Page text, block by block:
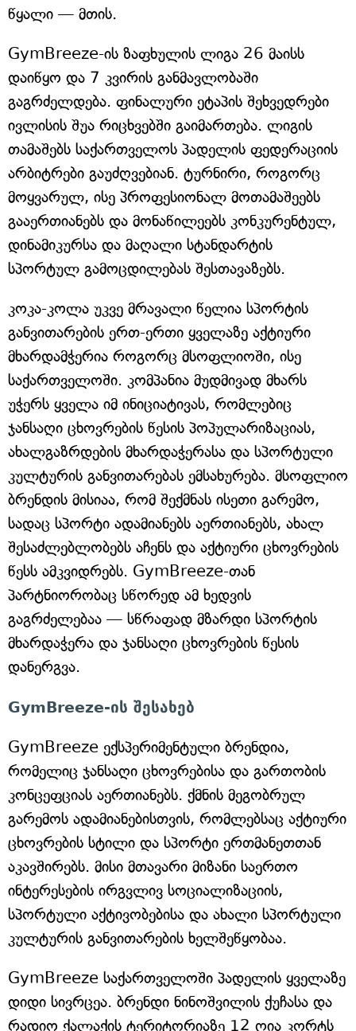
წყალი — მთის.
GymBreeze-ის ზაფხულის ლიგა 26 მაისს
დაიწყო და 7 კვირის განმავლობაში
გაგრძელდება. ფინალური ეტაპის შეხვედრები
ივლისის შუა რიცხვებში გაიმართება. ლიგის
თამაშებს საქართველოს პადელის ფედერაციის
არბიტრები გაუძღვებიან. ტურნირი, როგორც
მოყვარულ, ისე პროფესიონალ მოთამაშეებს
გააერთიანებს და მონაწილეებს კონკურენტულ,
დინამიკურსა და მაღალი სტანდარტის
სპორტულ გამოცდილებას შესთავაზებს.
კოკა-კოლა უკვე მრავალი წელია სპორტის
განვითარების ერთ-ერთი ყველაზე აქტიური
მხარდამჭერია როგორც მსოფლიოში, ისე
საქართველოში. კომპანია მუდმივად მხარს
უჭერს ყველა იმ ინიციატივას, რომლებიც
ჯანსაღი ცხოვრების წესის პოპულარიზაციას,
ახალგაზრდების მხარდაჭერასა და სპორტული
კულტურის განვითარებას ემსახურება. მსოფლიო
ბრენდის მისიაა, რომ შექმნას ისეთი გარემო,
სადაც სპორტი ადამიანებს აერთიანებს, ახალ
შესაძლებლობებს აჩენს და აქტიური ცხოვრების
წესს ამკვიდრებს. GymBreeze-თან
პარტნიორობაც სწორედ ამ ხედვის
გაგრძელებაა — სწრაფად მზარდი სპორტის
მხარდაჭერა და ჯანსაღი ცხოვრების წესის
დანერგვა.
GymBreeze-ის შესახებ
GymBreeze ექსპერიმენტული ბრენდია,
რომელიც ჯანსაღი ცხოვრებისა და გართობის
კონცეფციას აერთიანებს. ქმნის მეგობრულ
გარემოს ადამიანებისთვის, რომლებსაც აქტიური
ცხოვრების სტილი და სპორტი ერთმანეთთან
აკავშირებს. მისი მთავარი მიზანი საერთო
ინტერესების ირგვლივ სოციალიზაციის,
სპორტული აქტივობებისა და ახალი სპორტული
კულტურის განვითარების ხელშეწყობაა.
GymBreeze საქართველოში პადელის ყველაზე
დიდი სივრცეა. ბრენდი ნინოშვილის ქუჩასა და
რადიო ქალაქის ტერიტორიაზე 12 ღია კორტს